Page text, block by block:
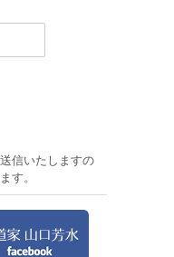
信いたしますの
す。